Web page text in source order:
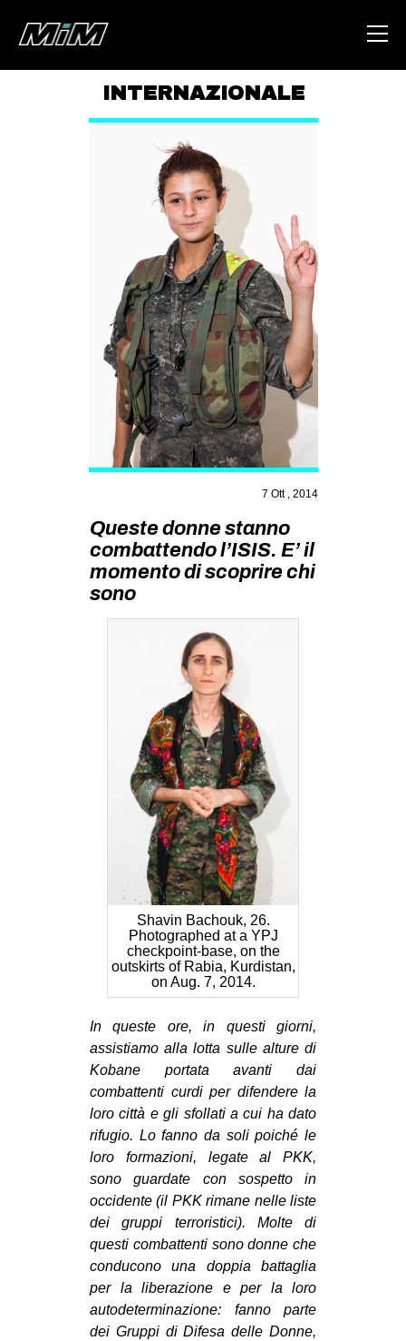
ABOUT
AREA
DEGENERAZIONE
GAZA FREESTYLE
CSOA LAMBRETTA
MSM
STUDENTI TSUNAMI
ZAM
MILANO
MOBILITAZIONI
MOVIMENTI
AMBIENTE
DIRITTO ALL’ABITARE
GENERI
MIGRAZIONI
PRECARIATO
REPRESSIONE
STUDENTI
CULTURE
ARTE
CINEMA
MANIFESTI
MUSICA
RECENSIONI
INTERNAZIONALE
AFRICA
AMERICHE
ESTREMO ORIENTE
MEDIO ORIENTE
MONDO
EVENTI
in
Fb
INTERNAZIONALE
7 Ott , 2014
Queste donne stanno
combattendo l’ISIS. E’ il
momento di scoprire chi
sono
Shavin Bachouk, 26.
Photographed at a YPJ
checkpoint-base, on the
outskirts of Rabia, Kurdistan,
on Aug. 7, 2014.
In queste ore, in questi giorni,
assistiamo alla lotta sulle alture di
Kobane portata avanti dai
combattenti curdi per difendere la
loro città e gli sfollati a cui ha dato
rifugio. Lo fanno da soli poiché le
loro formazioni, legate al PKK,
sono guardate con sospetto in
occidente (il PKK rimane nelle liste
dei gruppi terroristici). Molte di
questi combattenti sono donne che
conducono una doppia battaglia
per la liberazione e per la loro
autodeterminazione: fanno parte
dei Gruppi di Difesa delle Donne,